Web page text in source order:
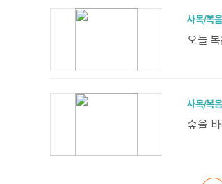
사목/복
오늘
16 참
사목/복
숲을
바라